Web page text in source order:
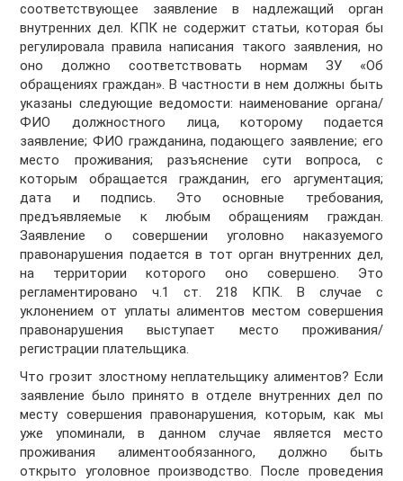
соответствующее заявление в надлежащий орган
внутренних дел. КПК не содержит статьи, которая бы
регулировала правила написания такого заявления, но
оно должно соответствовать нормам ЗУ «Об
обращениях граждан». В частности в нем должны быть
указаны следующие ведомости: наименование органа/
ФИО должностного лица, которому подается
заявление; ФИО гражданина, подающего заявление; его
место проживания; разъяснение сути вопроса, с
которым обращается гражданин, его аргументация;
дата и подпись. Это основные требования,
предъявляемые к любым обращениям граждан.
Заявление о совершении уголовно наказуемого
правонарушения подается в тот орган внутренних дел,
на территории которого оно совершено. Это
регламентировано ч.1 ст. 218 КПК. В случае с
уклонением от уплаты алиментов местом совершения
правонарушения выступает место проживания/
регистрации плательщика.
Что грозит злостному неплательщику алиментов? Если
заявление было принято в отделе внутренних дел по
месту совершения правонарушения, которым, как мы
уже упоминали, в данном случае является место
проживания алиментообязанного, должно быть
открыто уголовное производство. После проведения